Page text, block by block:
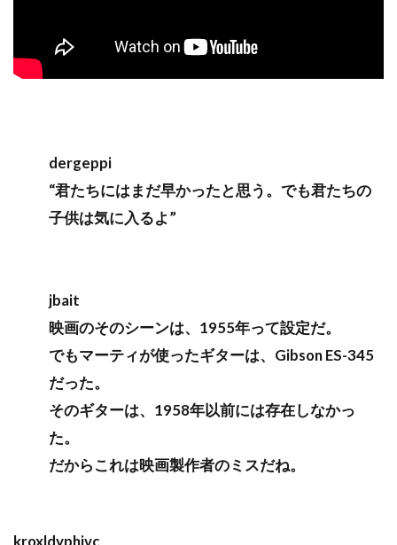
dergeppi
“君たちにはまだ早かったと思う。でも君たちの
子供は気に入るよ”
jbait
映画のそのシーンは、1955年って設定だ。
でもマーティが使ったギターは、Gibson ES-345
だった。
そのギターは、1958年以前には存在しなかっ
た。
だからこれは映画製作者のミスだね。